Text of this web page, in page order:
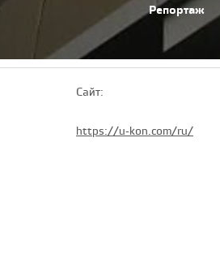
Репортаж
Сайт:
https://u-kon.com/ru/